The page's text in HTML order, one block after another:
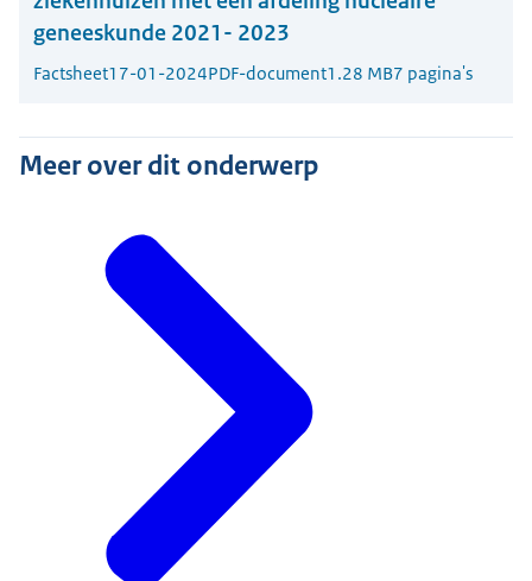
geneeskunde 2021- 2023
Factsheet17-01-2024PDF-document1.28 MB7 pagina's
Meer over dit onderwerp